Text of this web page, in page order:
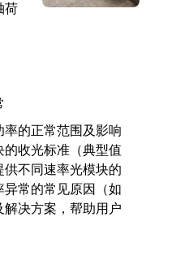
荷
的正常范围及影响
的收光标准（典型值
供不同速率光模块的
常的常见原因（如
决方案，帮助用户